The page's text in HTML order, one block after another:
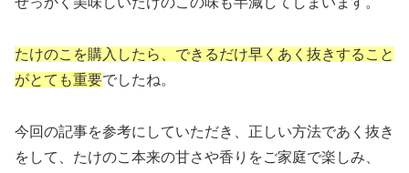
たけのこを購入したら、できるだけ早くあく抜きすること
がとても重要でしたね。
今回の記事を参考にしていただき、正しい方法であく抜き
をして、たけのこ本来の甘さや香りをご家庭で楽しみ、